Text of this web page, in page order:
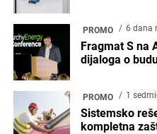
PROMO 6 dana
Fragmat S na
dijaloga o
PROMO 1
Sistemsko
kompletna